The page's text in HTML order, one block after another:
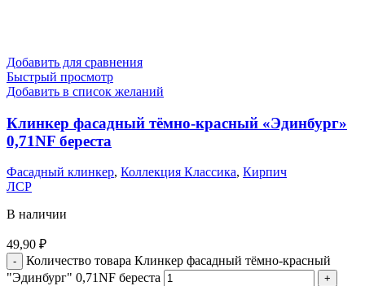
Добавить для сравнения
Быстрый просмотр
Добавить в список желаний
Клинкер фасадный тёмно-красный «Эдинбург»
0,71NF береста
Фасадный клинкер, Коллекция Классика, Кирпич
ЛСР
В наличии
49,90 ₽
Количество товара Клинкер фасадный тёмно-красный
"Эдинбург" 0,71NF береста